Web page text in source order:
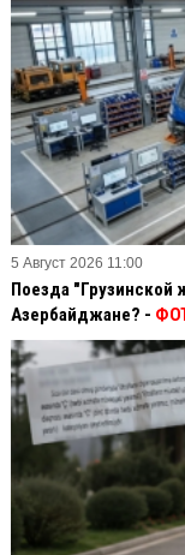
5 Август 2026 11:00
Поезда "Грузинской
Азербайджане? -